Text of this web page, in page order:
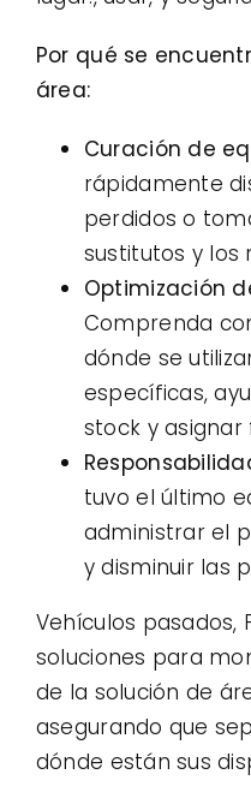
Por qué se
área:
Curación de
rápidamente
perdidos o
sustitutos y los
Optimización
Comprenda
dónde se
específicas,
stock y
tuvo el último
administrar el
y disminuir las
Vehículos pasados,
soluciones para
de la solución de
asegurando que
dónde están sus